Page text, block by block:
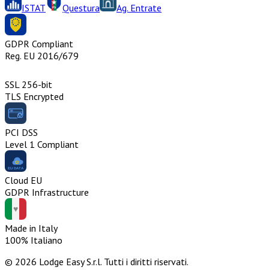
ISTAT
Questura Ag. Entrate
GDPR Compliant
Reg. EU 2016/679
SSL 256-bit
TLS Encrypted
PCI DSS
Level 1 Compliant
Cloud EU
GDPR Infrastructure
Made in Italy
100% Italiano
© 2026 Lodge Easy S.r.l. Tutti i diritti riservati.